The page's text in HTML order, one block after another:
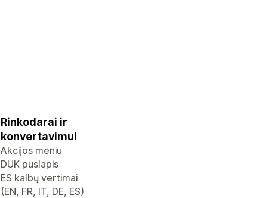
Rinkodarai ir
konvertavimui
Akcijos meniu
DUK puslapis
ES kalbų vertimai
(EN, FR, IT, DE, ES)